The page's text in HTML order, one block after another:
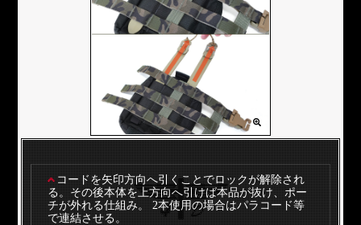
コードを矢印方向へ引くことでロックが解除され
る。その後本体を上方向へ引けば本品が抜け、ポー
チが外れる仕組み。 2本使用の場合はパラコード等
で連結させる。